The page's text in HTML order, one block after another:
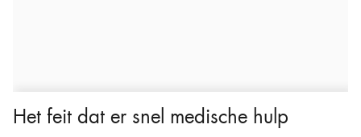
Het feit dat er snel medische hulp